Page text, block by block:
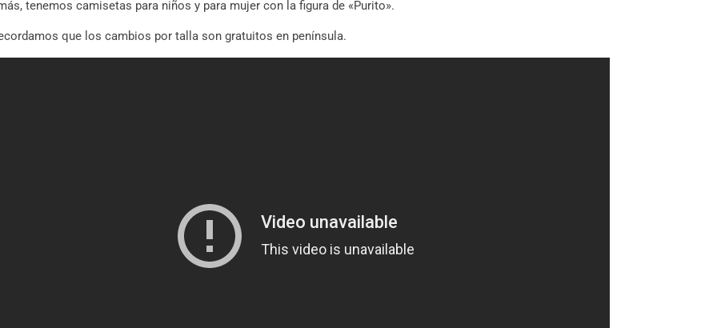
tenemos camisetas para niños y para mujer con la figura de «Purito».
que los cambios por talla son gratuitos en península.